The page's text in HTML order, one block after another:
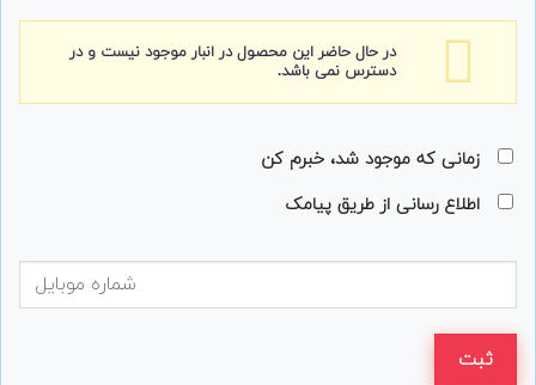
در حال حاضر این محصول در انبار موجود نیست و در
دسترس نمی باشد.
زمانی که موجود شد، خبرم کن
اطلاع رسانی از طریق پیامک
ثبت